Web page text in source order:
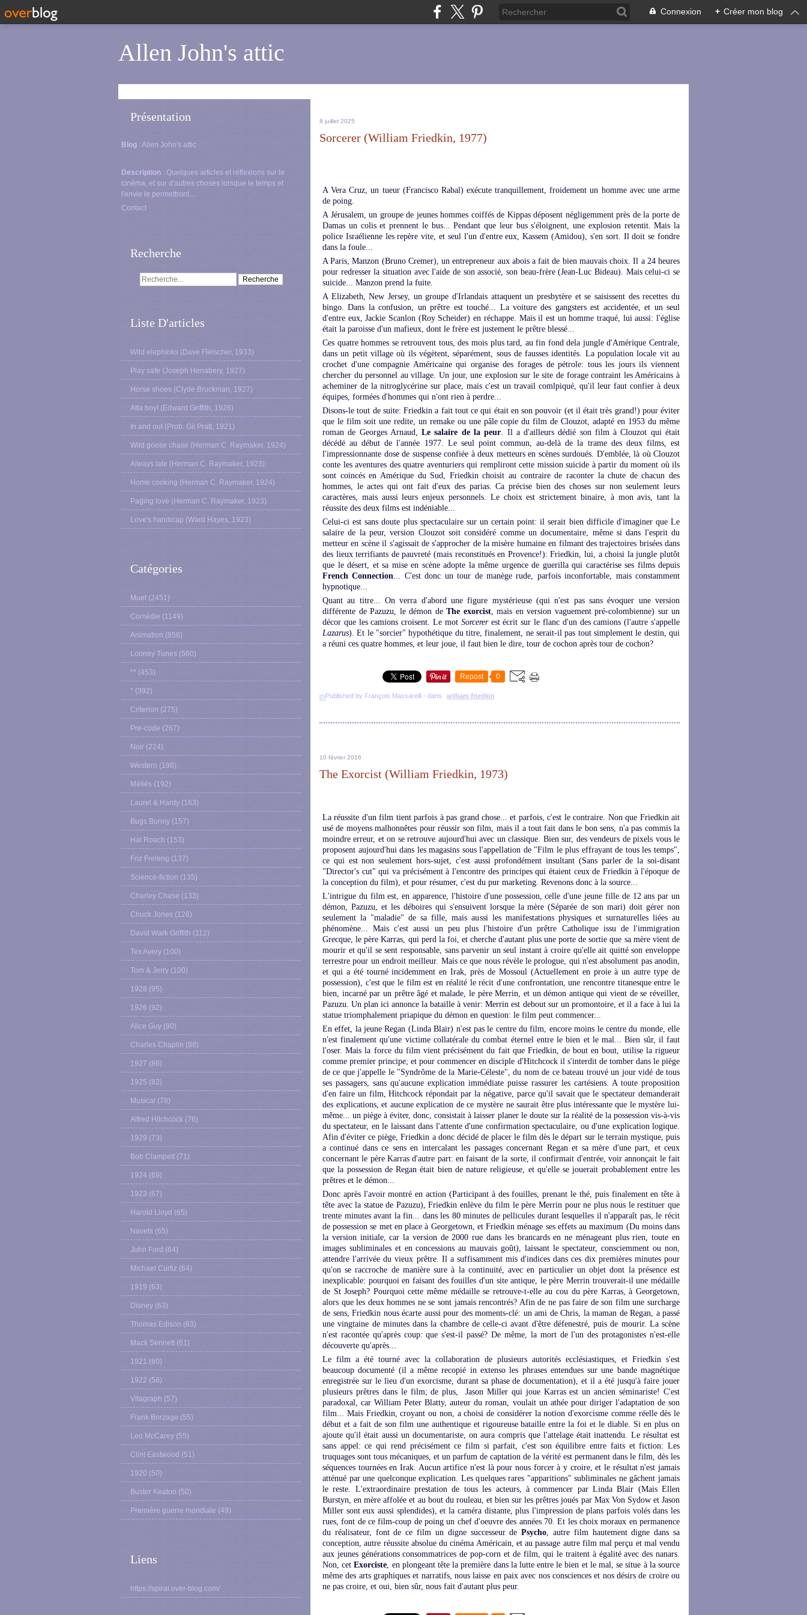
Connexion + Créer mon blog
Allen John's attic
Présentation
Blog : Allen John's attic
Description : Quelques articles et réflexions sur le
cinéma, et sur d'autres choses lorsque le temps et
l'envie le permettront...
Contact
Recherche
Liste D'articles
Wild elephinks (Dave Fleischer, 1933)
Play safe (Joseph Henabery, 1927)
Horse shoes (Clyde Bruckman, 1927)
Atta boy! (Edward Griffith, 1926)
In and out (Prob. Gil Pratt, 1921)
Wild goose chase (Herman C. Raymaker, 1924)
Always late (Herman C. Raymaker, 1923)
Home cooking (Herman C. Raymaker, 1924)
Paging love (Herman C. Raymaker, 1923)
Love's handicap (Ward Hayes, 1923)
Catégories
Muet (2451)
Comédie (1149)
Animation (858)
Looney Tunes (560)
** (453)
* (392)
Criterion (275)
Pre-code (267)
Noir (224)
Western (198)
Méliès (192)
Laurel & Hardy (163)
Bugs Bunny (157)
Hal Roach (153)
Friz Freleng (137)
Science-fiction (135)
Charley Chase (133)
Chuck Jones (126)
David Wark Griffith (112)
Tex Avery (100)
Tom & Jerry (100)
1928 (95)
1926 (92)
Alice Guy (90)
Charles Chaplin (88)
1927 (86)
1925 (82)
Musical (78)
Alfred Hitchcock (76)
1929 (73)
Bob Clampett (71)
1924 (69)
1923 (67)
Harold Lloyd (65)
Navets (65)
John Ford (64)
Michael Curtiz (64)
1919 (63)
Disney (63)
Thomas Edison (63)
Mack Sennett (61)
1921 (60)
1922 (58)
Vitagraph (57)
Frank Borzage (55)
Leo McCarey (55)
Clint Eastwood (51)
1920 (50)
Buster Keaton (50)
Première guerre mondiale (49)
Liens
https://spiral.over-blog.com/
8 juillet 2025
Sorcerer (William Friedkin, 1977)
A Vera Cruz, un tueur (Francisco Rabal) exécute tranquillement, froidement un homme avec une arme
de poing.
A Jérusalem, un groupe de jeunes hommes coiffés de Kippas déposent négligemment près de la porte de
Damas un colis et prennent le bus... Pendant que leur bus s'éloignent, une explosion retentit. Mais la
police Israélienne les repère vite, et seul l'un d'entre eux, Kassem (Amidou), s'en sort. Il doit se fondre
dans la foule...
A Paris, Manzon (Bruno Cremer), un entrepreneur aux abois a fait de bien mauvais choix. Il a 24 heures
pour redresser la situation avec l'aide de son associé, son beau-frère (Jean-Luc Bideau). Mais celui-ci se
suicide... Manzon prend la fuite.
A Elizabeth, New Jersey, un groupe d'Irlandais attaquent un presbytère et se saisissent des recettes du
bingo. Dans la confusion, un prêtre est touché... La voiture des gangsters est accidentée, et un seul
d'entre eux, Jackie Scanlon (Roy Scheider) en réchappe. Mais il est un homme traqué, lui aussi: l'église
était la paroisse d'un mafieux, dont le frère est justement le prêtre blessé...
Ces quatre hommes se retrouvent tous, des mois plus tard, au fin fond dela jungle d'Amérique Centrale,
dans un petit village où ils végètent, séparément, sous de fausses identités. La population locale vit au
crochet d'une compagnie Américaine qui organise des forages de pétrole: tous les jours ils viennent
chercher du personnel au village. Un jour, une explosion sur le site de forage contraint les Américains à
acheminer de la nitroglycérine sur place, mais c'est un travail comlpiqué, qu'il leur faut confier à deux
équipes, formées d'hommes qui n'ont rien à perdre...
Disons-le tout de suite: Friedkin a fait tout ce qui était en son pouvoir (et il était très grand!) pour éviter
que le film soit une redite, un remake ou une pâle copie du film de Clouzot, adapté en 1953 du même
roman de Georges Arnaud,Le salaire de la peur. Il a d'ailleurs dédié son film à Clouzot qui était
décédé au début de l'année 1977. Le seul point commun, au-delà de la trame des deux films, est
l'impressionnante dose de suspense confiée à deux metteurs en scènes surdoués. D'emblée, là où Clouzot
conte les aventures des quatre aventuriers qui rempliront cette mission suicide à partir du moment où ils
sont coincés en Amérique du Sud, Friedkin choisit au contraire de raconter la chute de chacun des
hommes, le actes qui ont fait d'eux des parias. Ca précise bien des choses sur non seulement leurs
caractères, mais aussi leurs enjeux personnels. Le choix est strictement binaire, à mon avis, tant la
réussite des deux films est indéniable...
Celui-ci est sans doute plus spectaculaire sur un certain point: il serait bien difficile d'imaginer que Le
salaire de la peur, version Clouzot soit considéré comme un documentaire, même si dans l'esprit du
metteur en scène il s'agissait de s'approcher de la misère humaine en filmant des trajectoires brisées dans
des lieux terrifiants de pauvreté (mais reconstitués en Provence!): Friedkin, lui, a choisi la jungle plutôt
que le désert, et sa mise en scène adopte la même urgence de guerilla qui caractérise ses films depuis
French Connection... C'est donc un tour de manège rude, parfois inconfortable, mais constamment
hypnotique...
Quant au titre... On verra d'abord une figure mystérieuse (qui n'est pas sans évoquer une version
différente de Pazuzu, le démon de The exorcist, mais en version vaguement pré-colombienne) sur un
décor que les camions croisent. Le mot Sorcerer est écrit sur le flanc d'un des camions (l'autre s'appelle
Lazarus). Et le "sorcier" hypothétique du titre, finalement, ne serait-il pas tout simplement le destin, qui
a réuni ces quatre hommes, et leur joue, il faut bien le dire, tour de cochon après tour de cochon?
Repost 0
Published by François Massarelli - dans william friedkin
10 février 2016
The Exorcist (William Friedkin, 1973)
La réussite d'un film tient parfois à pas grand chose... et parfois, c'est le contraire. Non que Friedkin ait
usé de moyens malhonnêtes pour réussir son film, mais il a tout fait dans le bon sens, n'a pas commis la
moindre erreur, et on se retrouve aujourd'hui avec un classique. Bien sur, des vendeurs de pixels vous le
proposent aujourd'hui dans les magasins sous l'appellation de "Film le plus effrayant de tous les temps",
ce qui est non seulement hors-sujet, c'est aussi profondément insultant (Sans parler de la soi-disant
"Director's cut" qui va précisément à l'encontre des principes qui étaient ceux de Friedkin à l'époque de
la conception du film), et pour résumer, c'est du pur marketing. Revenons donc à la source...
L'intrigue du film est, en apparence, l'histoire d'une possession, celle d'une jeune fille de 12 ans par un
démon, Pazuzu, et les déboires qui s'ensuivent lorsque la mère (Séparée de son mari) doit gérer non
seulement la "maladie" de sa fille, mais aussi les manifestations physiques et surnaturelles liées au
phénomène... Mais c'est aussi un peu plus l'histoire d'un prêtre Catholique issu de l'immigration
Grecque, le père Karras, qui perd la foi, et cherche d'autant plus une porte de sortie que sa mère vient de
mourir et qu'il se sent responsable, sans parvenir un seul instant à croire qu'elle ait quitté son enveloppe
terrestre pour un endroit meilleur. Mais ce que nous révèle le prologue, qui n'est absolument pas anodin,
et qui a été tourné incidemment en Irak, près de Mossoul (Actuellement en proie à un autre type de
possession), c'est que le film est en réalité le récit d'une confrontation, une rencontre titanesque entre le
bien, incarné par un prêtre âgé et malade, le père Merrin, et un démon antique qui vient de se réveiller,
Pazuzu. Un plan ici annonce la bataille à venir: Merrin est debout sur un promontoire, et il a face à lui la
statue triomphalement priapique du démon en question: le film peut commencer...
En effet, la jeune Regan (Linda Blair) n'est pas le centre du film, encore moins le centre du monde, elle
n'est finalement qu'une victime collatérale du combat éternel entre le bien et le mal... Bien sûr, il faut
l'oser. Mais la force du film vient précisément du fait que Friedkin, de bout en bout, utilise la rigueur
comme premier principe; et pour commencer en disciple d'Hitchcock il s'interdit de tomber dans le piège
de ce que j'appelle le "Syndrôme de la Marie-Céleste", du nom de ce bateau trouvé un jour vidé de tous
ses passagers, sans qu'aucune explication immédiate puisse rassurer les cartésiens. A toute proposition
d'en faire un film, Hitchcock répondait par la négative, parce qu'il savait que le spectateur demanderait
des explications, et aucune explication de ce mystère ne saurait être plus intéressante que le mystère lui-
même... un piège à éviter, donc, consistait à laisser planer le doute sur la réalité de la possession vis-à-vis
du spectateur, en le laissant dans l'attente d'une confirmation spectaculaire, ou d'une explication logique.
Afin d'éviter ce piège, Friedkin a donc décidé de placer le film dès le départ sur le terrain mystique, puis
a continué dans ce sens en intercalant les passages concernant Regan et sa mère d'une part, et ceux
concernant le père Karras d'autre part: en faisant de la sorte, il confirmait d'entrée, voir annonçait le fait
que la possession de Regan était bien de nature religieuse, et qu'elle se jouerait probablement entre les
prêtres et le démon...
Donc après l'avoir montré en action (Participant à des fouilles, prenant le thé, puis finalement en tête à
tête avec la statue de Pazuzu), Friedkin enlève du film le père Merrin pour ne plus nous le restituer que
trente minutes avant la fin... dans les 80 minutes de pellicules durant lesquelles il n'apparaît pas, le récit
de possession se met en place à Georgetown, et Friedkin ménage ses effets au maximum (Du moins dans
la version initiale, car la version de 2000 rue dans les brancards en ne ménageant plus rien, toute en
images subliminales et en concessions au mauvais goût), laissant le spectateur, consciemment ou non,
attendre l'arrivée du vieux prêtre. Il a suffisamment mis d'indices dans ces dix premières minutes pour
qu'on se raccroche de manière sure à la continuité, avec en particulier un objet dont la présence est
inexplicable: pourquoi en faisant des fouilles d'un site antique, le père Merrin trouverait-il une médaille
de St Joseph? Pourquoi cette même médaille se retrouve-t-elle au cou du père Karras, à Georgetown,
alors que les deux hommes ne se sont jamais rencontrés? Afin de ne pas faire de son film une surcharge
de sens, Friedkin nous écarte aussi pour des moments-clé: un ami de Chris, la maman de Regan, a passé
une vingtaine de minutes dans la chambre de celle-ci avant d'être défenestré, puis de mourir. La scène
n'est racontée qu'après coup: que s'est-il passé? De même, la mort de l'un des protagonistes n'est-elle
découverte qu'après...
Le film a été tourné avec la collaboration de plusieurs autorités ecclésiastiques, et Friedkin s'est
beaucoup documenté (il a même recopié in extenso les phrases entendues sur une bande magnétique
enregistrée sur le lieu d'un exorcisme, durant sa phase de documentation), et il a été jusqu'à faire jouer
plusieurs prêtres dans le film; de plus, Jason Miller qui joue Karras est un ancien séminariste! C'est
paradoxal, car William Peter Blatty, auteur du roman, voulait un athée pour diriger l'adaptation de son
film... Mais Friedkin, croyant ou non, a choisi de considérer la notion d'exorcisme comme réelle dès le
début et a fait de son film une authentique et rigoureuse bataille entre la foi et le diable. Si en plus on
ajoute qu'il était aussi un documentariste, on aura compris que l'attelage était inattendu. Le résultat est
sans appel: ce qui rend précisément ce film si parfait, c'est son équilibre entre faits et fiction: Les
truquages sont tous mécaniques, et un parfum de captation de la vérité est permanent dans le film, dès les
séquences tournées en Irak. Aucun artifice n'est là pour nous forcer à y croire, et le résultat n'est jamais
atténué par une quelconque explication. Les quelques rares "apparitions" subliminales ne gâchent jamais
le reste. L'extraordinaire prestation de tous les acteurs, à commencer par Linda Blair (Mais Ellen
Burstyn, en mère affolée et au bout du rouleau, et bien sur les prêtres joués par Max Von Sydow et Jason
Miller sont eux aussi splendides), et la caméra distante, plus l'impression de plans parfois volés dans les
rues, font de ce film-coup de poing un chef d'oeuvre des années 70. Et les choix moraux en permanence
du réalisateur, font de ce film un digne successeur dePsycho, autre film hautement digne dans sa
conception, autre réussite absolue du cinéma Américain, et au passage autre film mal perçu et mal vendu
aux jeunes générations consommatrices de pop-corn et de film, qui le traitent à égalité avec des nanars.
Non, cetExorciste, en plongeant tête la première dans la lutte entre le bien et le mal, se situe à la source
même des arts graphiques et narratifs, nous laisse en paix avec nos consciences et nos désirs de croire ou
ne pas croire, et oui, bien sûr, nous fait d'autant plus peur.